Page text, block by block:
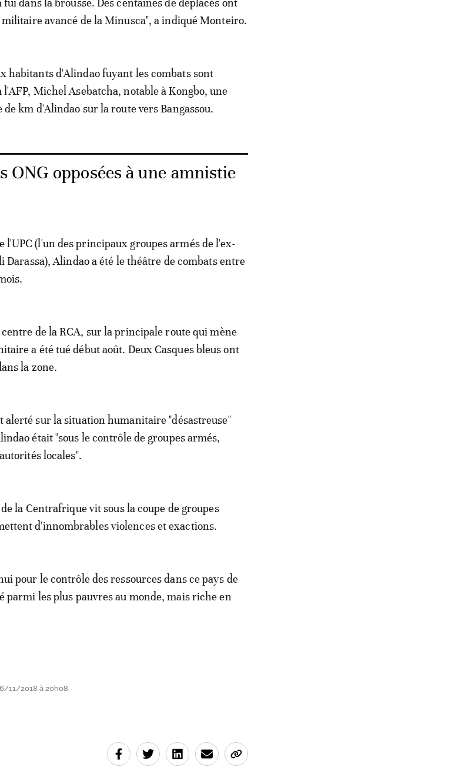
avancé de la Minusca", a indiqué Monteiro.
habitants d'Alindao fuyant les combats sont
l'AFP, Michel Asebatcha, notable à Kongbo, une
km d'Alindao sur la route vers Bangassou.
ONG opposées à une amnistie
l'UPC (l'un des principaux groupes armés de l'ex-
Alindao a été le théâtre de combats entre
de la RCA, sur la principale route qui mène
a été tué début août. Deux Casques bleus ont
la zone.
alerté sur la situation humanitaire "désastreuse"
était "sous le contrôle de groupes armés,
locales".
la Centrafrique vit sous la coupe de groupes
d'innombrables violences et exactions.
pour le contrôle des ressources dans ce pays de
parmi les plus pauvres au monde, mais riche en
11/2018 à 20h08